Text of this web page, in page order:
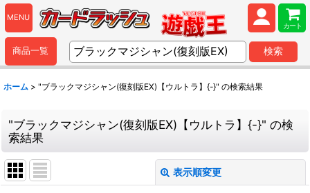
MENU
カート
商品一覧 検索
ホーム > "ブラックマジシャン(復刻版EX)【ウルトラ】{-}" の検索結果
"ブラックマジシャン(復刻版EX)【ウルトラ】{-}" の検
索結果
表示順変更